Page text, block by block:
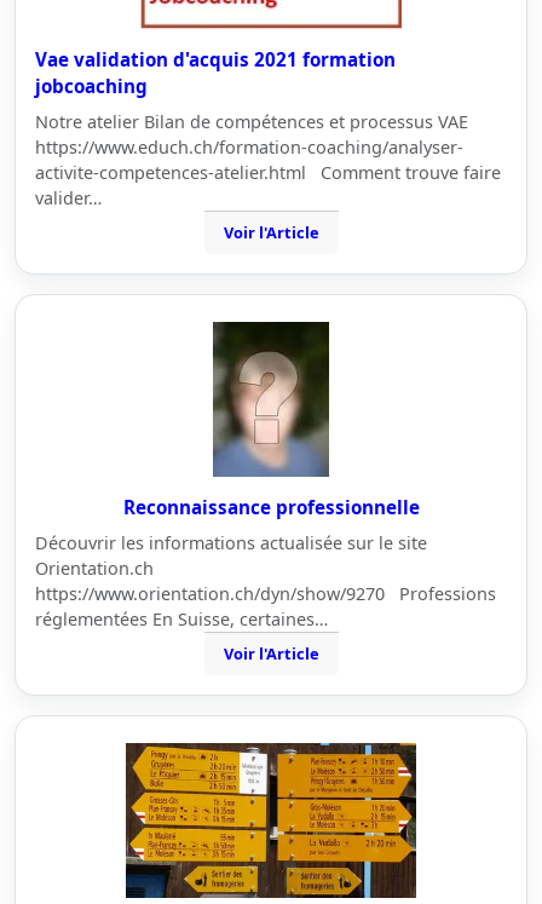
Vae validation d'acquis 2021 formation
jobcoaching
Notre atelier Bilan de compétences et processus VAE
https://www.educh.ch/formation-coaching/analyser-
activite-competences-atelier.html Comment trouve faire
valider…
Voir l'Article
Reconnaissance professionnelle
Découvrir les informations actualisée sur le site
Orientation.ch
https://www.orientation.ch/dyn/show/9270 Professions
réglementées En Suisse, certaines…
Voir l'Article